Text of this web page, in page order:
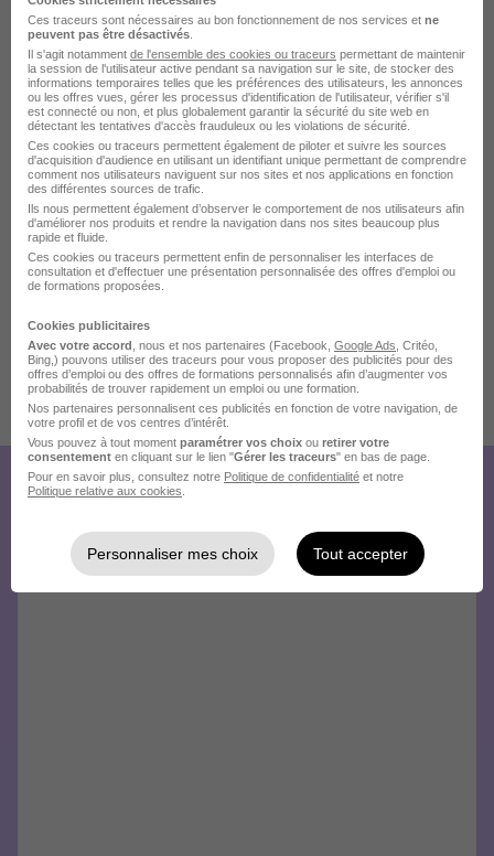
37 Interim en images
16 de plus
Publiée le 08/07/2026 - Réf : 1015891
Créez votre compte Hellowork et
envoyez votre candidature !
Ces traceurs sont nécessaires au bon fonctionnement de nos services et ne
peuvent pas être désactivés
Il s'agit notamment de l'ensemble des cookies ou traceurs permettant de maintenir
la session de l'utilisateur active pendant sa navigation sur le site, de stocker des
informations temporaires telles que les préférences des utilisateurs, les annonces
ou les offres vues, gérer les processus d'identification de l'utilisateur, vérifier s'il
est connecté ou non, et plus globalement garantir la sécurité du site web en
détectant les tentatives d'accès frauduleux ou les violations de sécurité.
Ces cookies ou traceurs permettent également de piloter et suivre les sources
d'acquisition d'audience en utilisant un identifiant unique permettant de comprendre
comment nos utilisateurs naviguent sur nos sites et nos applications en fonction
des différentes sources de trafic.
Ils nous permettent également d’observer le comportement de nos utilisateurs afin
d'améliorer nos produits et rendre la navigation dans nos sites beaucoup plus
rapide et fluide.
Ces cookies ou traceurs permettent enfin de personnaliser les interfaces de
consultation et d'effectuer une présentation personnalisée des offres d'emploi ou
de formations proposées.
Cookies publicitaires
Avec votre accord , nous et nos partenaires (Facebook, Google Ads , Critéo,
Bing,) pouvons utiliser des traceurs pour vous proposer des publicités pour des
offres d’emploi ou des offres de formations personnalisés afin d’augmenter vos
probabilités de trouver rapidement un emploi ou une formation.
Nos partenaires personnalisent ces publicités en fonction de votre navigation, de
votre profil et de vos centres d’intérêt.
Vous pouvez à tout moment paramétrer vos choix ou retirer votre
consentement en cliquant sur le lien "Gérer les traceurs" en bas de page.
Pour en savoir plus, consultez notre Politique de confidentialité et notre
Politique relative aux cookies
Personnaliser mes choix Tout accepter